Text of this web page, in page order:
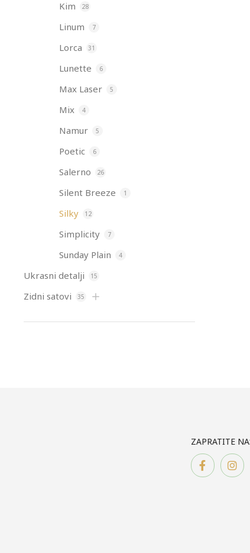
Kim 28
Linum 7
Lorca 31
Lunette 6
Max Laser 5
Mix 4
Namur 5
Poetic 6
Salerno 26
Silent Breeze 1
Silky 12
Simplicity 7
Sunday Plain 4
Ukrasni detalji 15
Zidni satovi 35
ZAPRATITE